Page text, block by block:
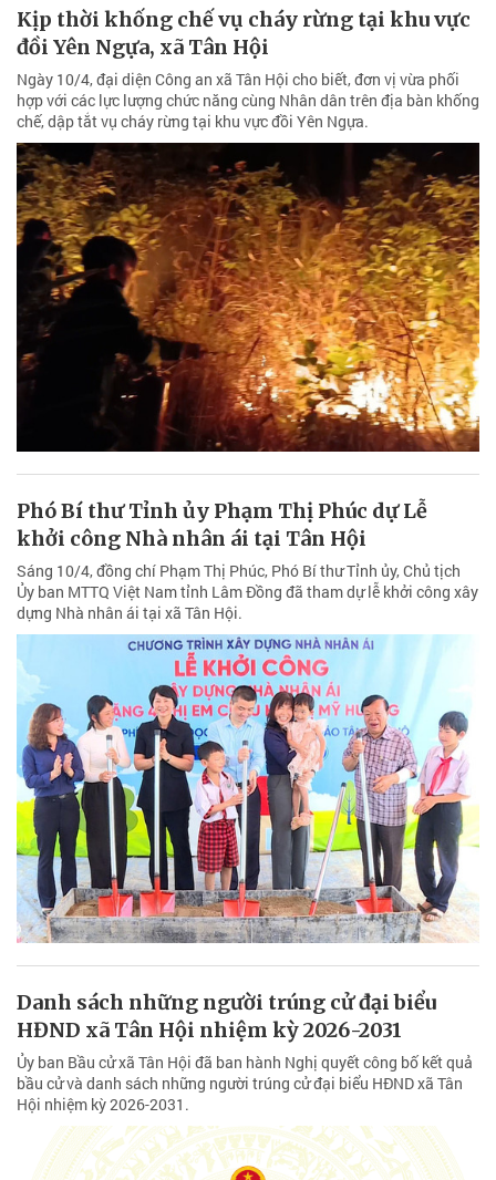
Kịp thời khống chế vụ cháy rừng tại khu vực
đồi Yên Ngựa, xã Tân Hội
Ngày 10/4, đại diện Công an xã Tân Hội cho biết, đơn vị vừa phối
hợp với các lực lượng chức năng cùng Nhân dân trên địa bàn khống
chế, dập tắt vụ cháy rừng tại khu vực đồi Yên Ngựa.
Phó Bí thư Tỉnh ủy Phạm Thị Phúc dự Lễ
khởi công Nhà nhân ái tại Tân Hội
Sáng 10/4, đồng chí Phạm Thị Phúc, Phó Bí thư Tỉnh ủy, Chủ tịch
Ủy ban MTTQ Việt Nam tỉnh Lâm Đồng đã tham dự lễ khởi công xây
dựng Nhà nhân ái tại xã Tân Hội.
Danh sách những người trúng cử đại biểu
HĐND xã Tân Hội nhiệm kỳ 2026-2031
Ủy ban Bầu cử xã Tân Hội đã ban hành Nghị quyết công bố kết quả
bầu cử và danh sách những người trúng cử đại biểu HĐND xã Tân
Hội nhiệm kỳ 2026-2031.